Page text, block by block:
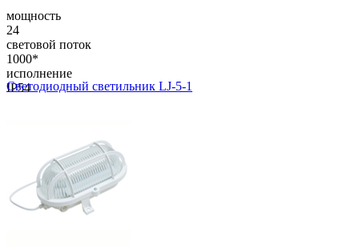
мощность
24
световой поток
1000*
исполнение
IP54
Светодиодный светильник LJ-5-1